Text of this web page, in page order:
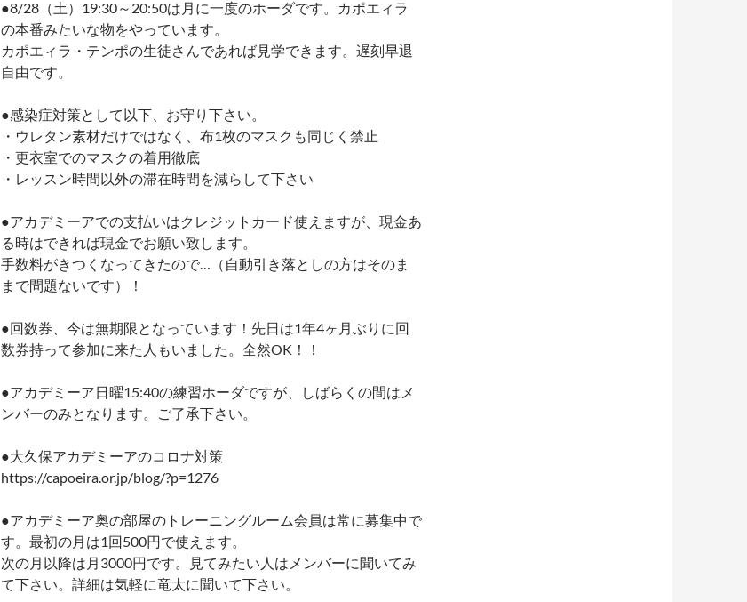
●8/28（土）19:30～20:50は月に一度のホーダです。カポエィラ
の本番みたいな物をやっています。
カポエィラ・テンポの生徒さんであれば見学できます。遅刻早退
自由です。
●感染症対策として以下、お守り下さい。
・ウレタン素材だけではなく、布1枚のマスクも同じく禁止
・更衣室でのマスクの着用徹底
・レッスン時間以外の滞在時間を減らして下さい
●アカデミーアでの支払いはクレジットカード使えますが、現金あ
る時はできれば現金でお願い致します。
手数料がきつくなってきたので…（自動引き落としの方はそのま
まで問題ないです）！
●回数券、今は無期限となっています！先日は1年4ヶ月ぶりに回
数券持って参加に来た人もいました。全然OK！！
●アカデミーア日曜15:40の練習ホーダですが、しばらくの間はメ
ンバーのみとなります。ご了承下さい。
●大久保アカデミーアのコロナ対策
https://capoeira.or.jp/blog/?p=1276
●アカデミーア奥の部屋のトレーニングルーム会員は常に募集中で
す。最初の月は1回500円で使えます。
次の月以降は月3000円です。見てみたい人はメンバーに聞いてみ
て下さい。詳細は気軽に竜太に聞いて下さい。